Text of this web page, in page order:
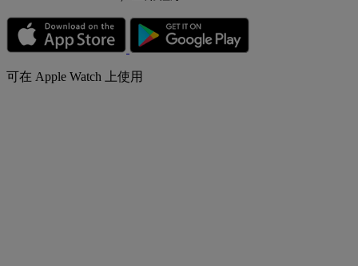
可在 Apple Watch 上使用